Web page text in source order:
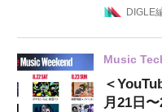
DIGLE
Music
＜
月21日